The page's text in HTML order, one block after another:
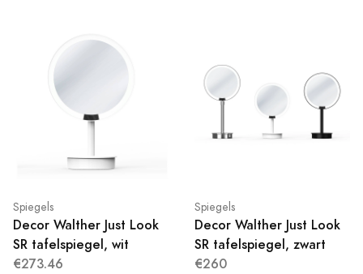
Spiegels
Decor Walther Just Look
SR tafelspiegel, wit
€273.46
Spiegels
Decor Walther Just Look
SR tafelspiegel, zwart
€260